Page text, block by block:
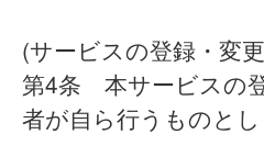
(サービスの登録・変
第4条 本サービスの
者が自ら行うものとし